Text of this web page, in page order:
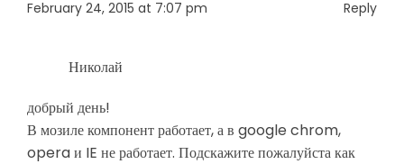
February 24, 2015 at 7:07 pm Reply
Николай
добрый день!
В мозиле компонент работает, а в google chrom,
opera и IE не работает. Подскажите пожалуйста как